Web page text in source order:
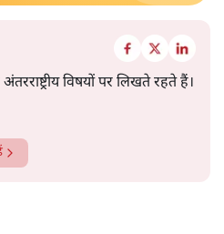
विषयों पर लिखते रहते हैं।